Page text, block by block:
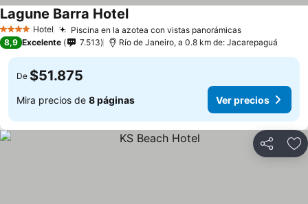
4 EstrellasHotel Piscina en la azotea con vistas panorámicasVer precios
Lagune Barra HotelVer precios
8,9 Excelente 7.513 Río de Janeiro, a 0.8 km de: Jacarepaguá
De $51.875
Mira precios de 8 páginas Ver precios
Compartir